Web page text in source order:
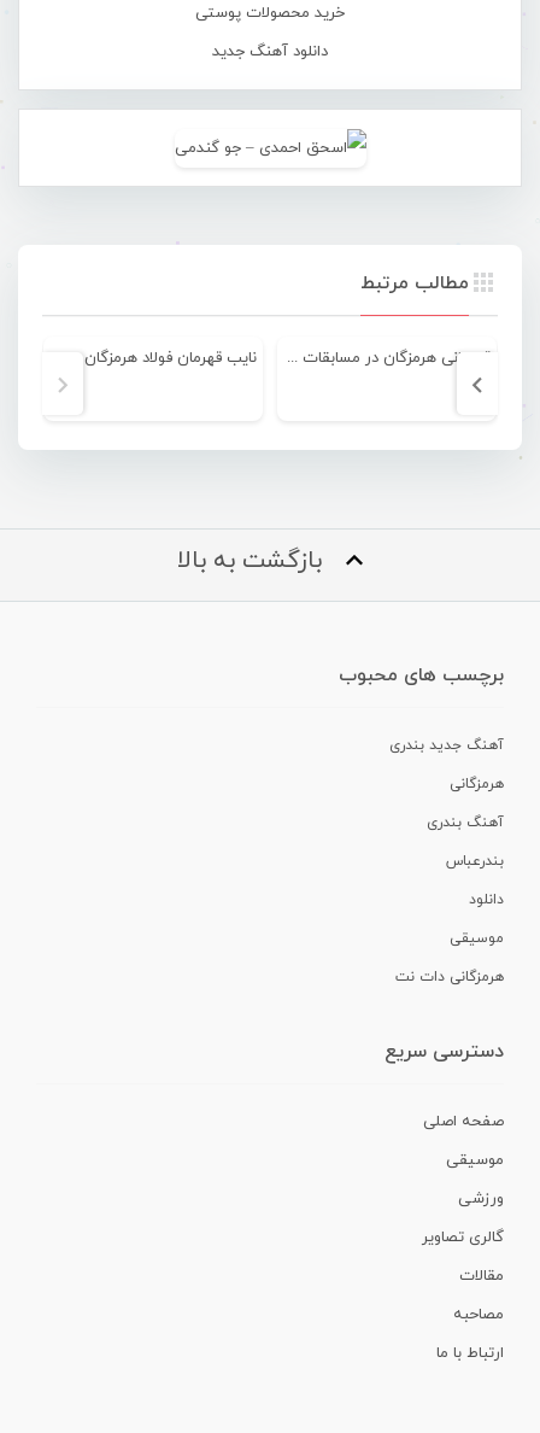
خرید محصولات پوستی
دانلود آهنگ جدید
مطالب مرتبط
قهرمانی هرمزگان در مسابقات فوتبال زیر ۱۸ سال دانش آموزی کشور
بازگشت به بالا
برچسب های محبوب
آهنگ جدید بندری
هرمزگانی
آهنگ بندری
بندرعباس
دانلود
موسیقی
هرمزگانی دات نت
دسترسی سریع
صفحه اصلی
موسیقی
ورزشی
گالری تصاویر
مقالات
مصاحبه
ارتباط با ما